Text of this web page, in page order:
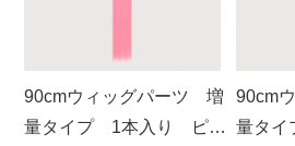
90cmウィッグパーツ 増
量タイプ 1本入り ピー
90cm
量タ